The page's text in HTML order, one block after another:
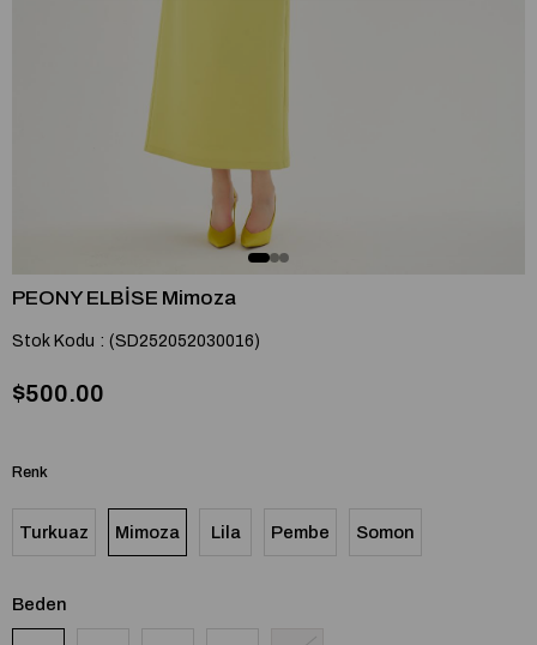
PEONY ELBİSE Mimoza
Stok Kodu (SD252052030016)
$500.00
Renk
Turkuaz Mimoza Lila Pembe Somon
Beden